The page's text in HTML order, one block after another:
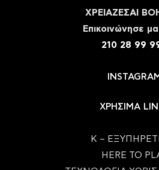
ΧΡΕΙΑΖΕΣΑΙ
Eπικοινώνησε
210 28 99
INSTAGRAM
ΧΡΗΣΙΜΑ
Κ –
HERE TO